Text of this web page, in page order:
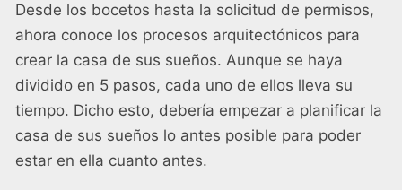
Desde los bocetos hasta la solicitud de permisos,
ahora conoce los procesos arquitectónicos para
crear la casa de sus sueños. Aunque se haya
dividido en 5 pasos, cada uno de ellos lleva su
tiempo. Dicho esto, debería empezar a planificar la
casa de sus sueños lo antes posible para poder
estar en ella cuanto antes.